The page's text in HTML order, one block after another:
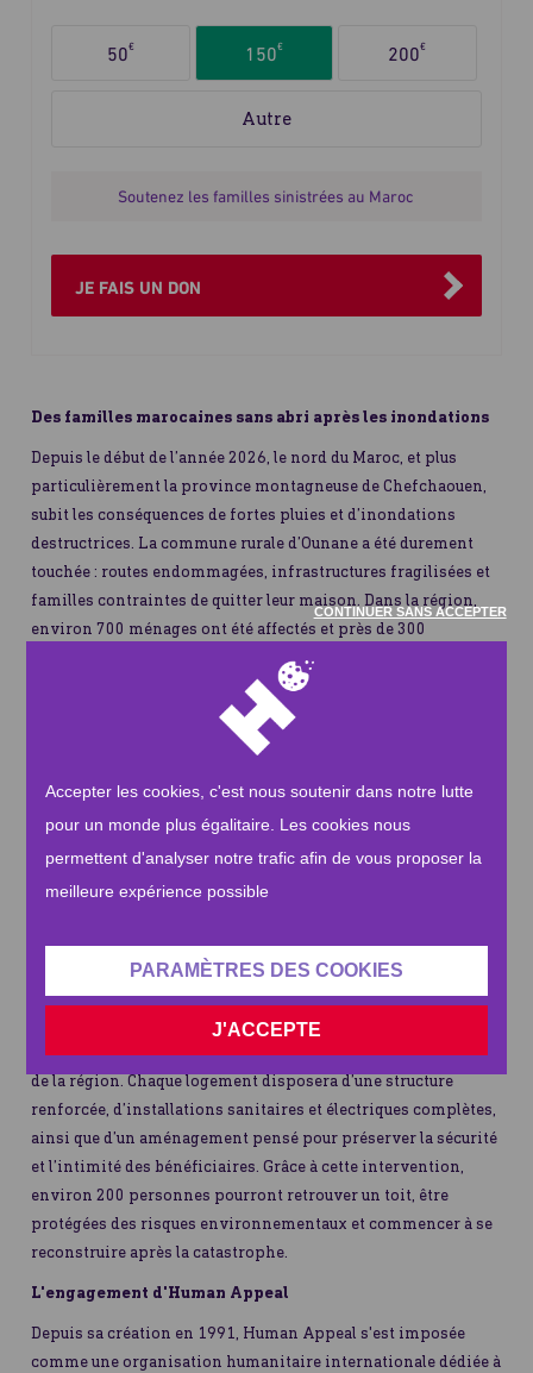
CONTINUER SANS ACCEPTER
Accepter les cookies, c'est nous soutenir dans notre lutte
pour un monde plus égalitaire. Les cookies nous
permettent d'analyser notre trafic afin de vous proposer la
meilleure expérience possible
PARAMÈTRES DES COOKIES
J'ACCEPTE
Des familles marocaines sans abri après les inondations
Depuis le début de l’année 2026, le nord du Maroc, et plus
particulièrement la province montagneuse de Chefchaouen,
subit les conséquences de fortes pluies et d’inondations
destructrices. La commune rurale d’Ounane a été durement
touchée : routes endommagées, infrastructures fragilisées et
familles contraintes de quitter leur maison. Dans la région,
environ 700 ménages ont été affectés et près de 300
logements ont subi des dégâts importants ou ont été détruits.
Beaucoup de familles vivaient déjà dans des habitations
précaires, situées près de zones exposées aux glissements de
terrain, aux débordements des oueds et aux conditions
elles se retrouvent sans solution d’hébergement sûre, dans
des zones difficiles d’accès où l’aide reste limitée.
Des logements sûrs pour les familles touchées au Maroc
vulnérables. Au total, 40 logements mobiles seront installées
dans des zones sécurisées de la commune d’Ounane. Conçues
pour résister aux intempéries, elles offriront aux familles un
espace de vie digne, stable et adapté aux réalités climatiques
de la région. Chaque logement disposera d’une structure
renforcée, d’installations sanitaires et électriques complètes,
ainsi que d’un aménagement pensé pour préserver la sécurité
et l’intimité des bénéficiaires. Grâce à cette intervention,
environ 200 personnes pourront retrouver un toit, être
protégées des risques environnementaux et commencer à se
reconstruire après la catastrophe.
L'engagement d'Human Appeal
Depuis sa création en 1991, Human Appeal s'est imposée
comme une organisation humanitaire internationale dédiée à
50€ 150€ 200€
Soutenez les familles sinistrées au Maroc
JE FAIS UN DON